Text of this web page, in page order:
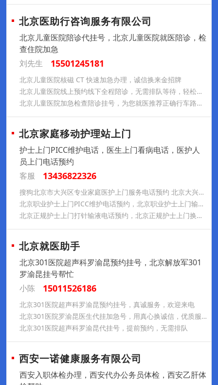
北京医助行咨询服务有限公司
北京儿童医院陪诊代挂号，北京儿童医院就医陪诊，检
查住院加急
刘先生
15501245181
北京儿童医院核磁 CT 快速加急办理，诚信换来金招牌
北京儿童医院线上预约线下全程陪诊，无需排队等待，轻松就诊
北京儿童医院加急检查陪诊挂号，为您就医推荐正确行车路线或交通路线
北京家庭移动护理站上门
护士上门PICC维护电话，医生上门看病电话，医护人
员上门电话预约
客服
13436822326
搜狗北京市大兴区专业家庭医护上门服务电话预约 北京大兴区专业护士上门打针输液电话预约，北京市大兴区专业家庭医护上门电话号码
北京职业护士上门PICC维护电话预约，北京职业护士上门输液港维护电话预约，北京职业护士上门更换鼻饲管胃管电话预约
北京正规护士上门打针输液电话预约，北京正规护士上门换药拆线电话预约，北京正规护士上门PICC维护电话预约
北京就医助手
北京301医院超声科罗渝昆预约挂号，北京解放军301
罗渝昆挂号帮忙
小陈
15011526186
北京301医院超声科罗渝昆预约挂号，真诚服务，欢迎来电
北京301医院罗渝昆医生代挂加急号，用真心换诚信，优质服务请放心
北京301医院超声科罗渝昆代挂号，提前预约，无需排队
西安一诺健康服务有限公司
西安入职体检办理，西安代办公务员体检，西安乙肝体